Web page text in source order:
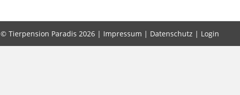
© Tierpension Paradis 2026 | Impressum | Datenschutz | Login